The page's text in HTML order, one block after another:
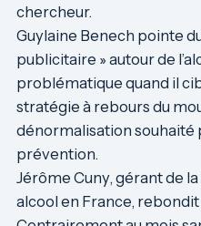
chercheur.
Guylaine Benech pointe
publicitaire » autour de
problématique quand il
stratégie à rebours du
dénormalisation souhaité
prévention.
Jérôme Cuny, gérant de
alcool en France, rebondit